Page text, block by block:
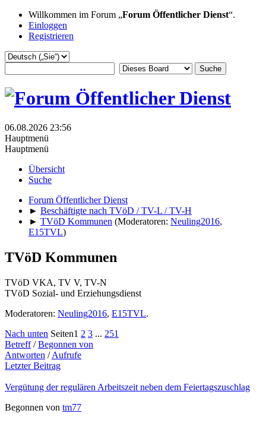
Willkommen im Forum „Forum Öffentlicher Dienst“.
Einloggen
Registrieren
06.08.2026 23:56
Hauptmenü
Hauptmenü
Übersicht
Suche
Forum Öffentlicher Dienst
► Beschäftigte nach TVöD / TV-L / TV-H
► TVöD Kommunen (Moderatoren: Neuling2016,
E15TVL)
TVöD Kommunen
TVöD VKA, TV V, TV-N
TVöD Sozial- und Erziehungsdienst
Moderatoren: Neuling2016, E15TVL.
Nach unten Seiten1 2 3 ... 251
Betreff/Begonnen von
Antworten /Aufrufe
Letzter Beitrag
Vergütung der regulären Arbeitszeit neben dem Feiertagszuschlag
Begonnen von tm77